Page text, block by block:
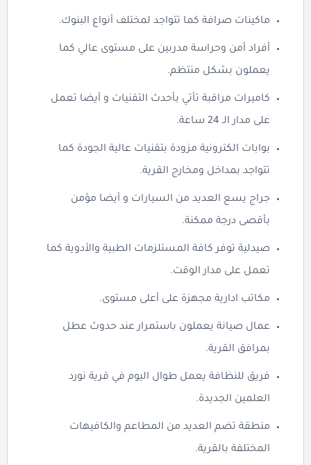
ماكينات صرافة كما تتواجد لمختلف أنواع البنوك.
أفراد أمن وحراسة مدربين على مستوى عالي كما
يعملون بشكل منتظم.
كاميرات مراقبة تأتي بأحدث التقنيات و أيضا تعمل
على مدار الـ 24 ساعة.
بوابات الكترونية مزودة بتقنيات عالية الجودة كما
تتواجد بمداخل ومخارج القرية.
جراج يسع العديد من السيارات و أيضا مؤمن
بأقصى درجة ممكنة.
صيدلية توفر كافة المستلزمات الطبية والأدوية كما
تعمل على مدار الوقت.
مكاتب ادارية مجهزة على أعلى مستوى.
عمال صيانة يعملون باستمرار عند حدوث عطل
بمرافق القرية.
فريق للنظافة يعمل طوال اليوم في قرية نورد
العلمين الجديدة.
منطقة تضم العديد من المطاعم والكافيهات
المختلفة بالقرية.